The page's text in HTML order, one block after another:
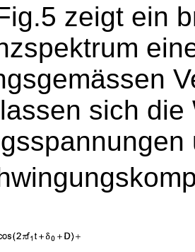
zeigt ein
sich